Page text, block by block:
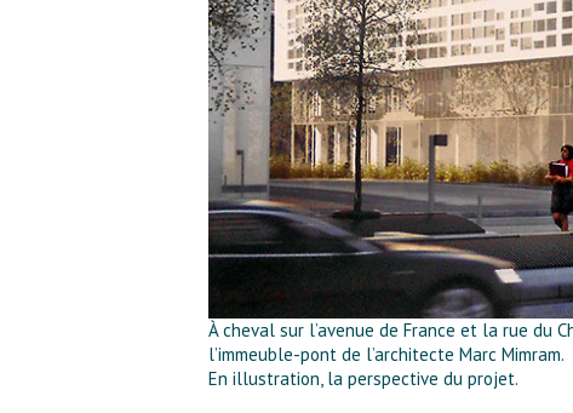
À cheval sur l’avenue de France et la rue du
l’immeuble-pont de l’architecte Marc Mimram.
En illustration, la perspective du projet.